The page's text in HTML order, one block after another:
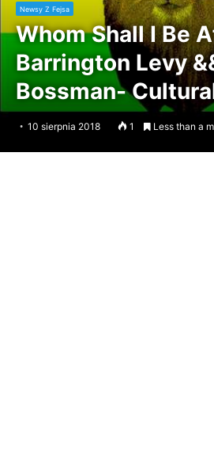
Newsy Z Fejsa
Whom Shall I Be
Barrington Levy
Bossman-
10 sierpnia 2018 1 Less than a